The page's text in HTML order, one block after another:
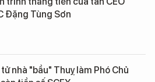
Đặng Tùng Sơn
tử nhà "bầu" Thuỵ làm Phó Chủ